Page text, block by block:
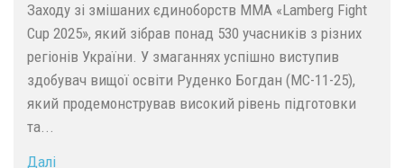
Заходу зі змішаних єдиноборств MMA «Lamberg Fight
Cup 2025», який зібрав понад 530 учасників з різних
регіонів України. У змаганнях успішно виступив
здобувач вищої освіти Руденко Богдан (МС-11-25),
який продемонстрував високий рівень підготовки
та...
Далі